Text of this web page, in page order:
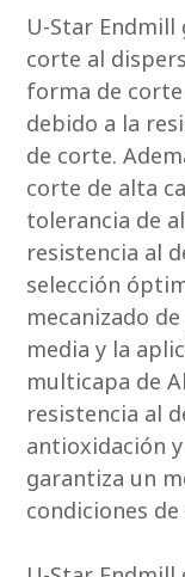
U-Star
corte al
forma de
debido a la
de corte.
corte de alta
tolerancia de
resistencia al
selección
mecanizado
media y la
multicapa de
resistencia al
antioxidación
garantiza un
condiciones